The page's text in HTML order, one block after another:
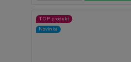
TOP produkt
Novinka